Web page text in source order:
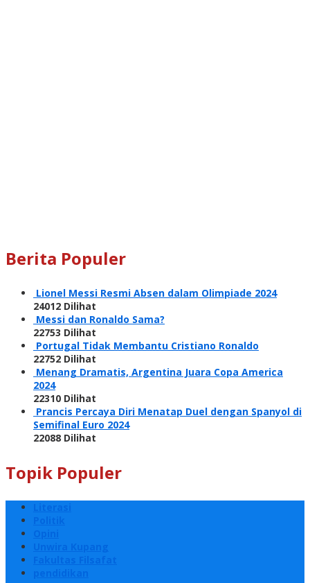
Berita Populer
Lionel Messi Resmi Absen dalam Olimpiade 2024
24012 Dilihat
Messi dan Ronaldo Sama?
22753 Dilihat
Portugal Tidak Membantu Cristiano Ronaldo
22752 Dilihat
Menang Dramatis, Argentina Juara Copa America
2024
22310 Dilihat
Prancis Percaya Diri Menatap Duel dengan Spanyol di
Semifinal Euro 2024
22088 Dilihat
Topik Populer